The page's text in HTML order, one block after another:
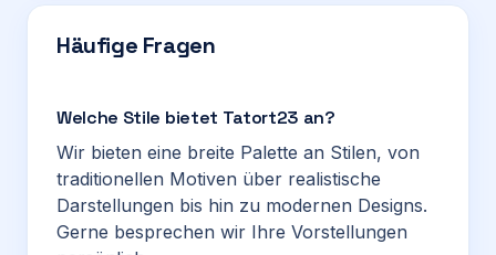
Häufige Fragen
Welche Stile bietet Tatort23 an?
Wir bieten eine breite Palette an Stilen, von
traditionellen Motiven über realistische
Darstellungen bis hin zu modernen Designs.
Gerne besprechen wir Ihre Vorstellungen